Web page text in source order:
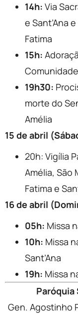
14h: Via
e Sant’Ana
Fatima
15h:
19h30:
morte do
Amélia
15 de abril
20h: Vigília
Amélia, São
Fatima e
16 de abril
05h: Missa
10h: Missa
Sant’Ana
19h: Missa
Paróquia
Gen. Agostinho